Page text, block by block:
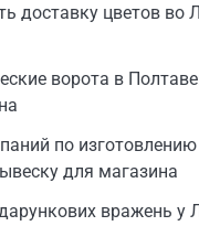
доставку цветов во
ворота в
по
для магазина
вражень у